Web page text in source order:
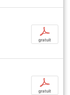
p
gratuit
p
gratuit